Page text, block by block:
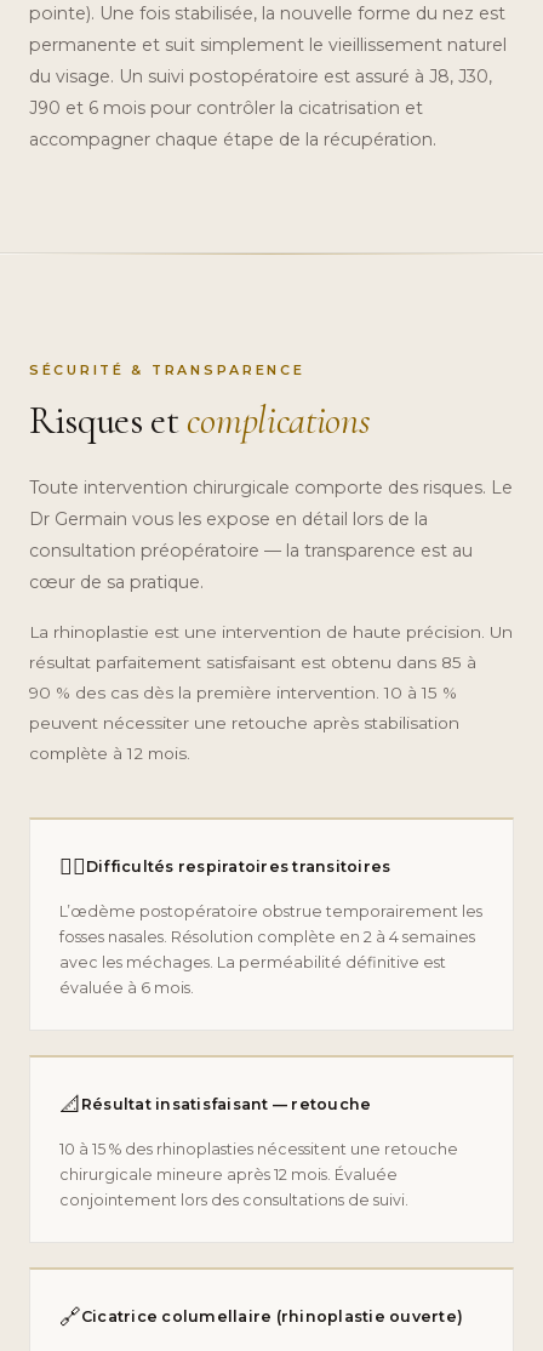
pointe). Une fois stabilisée, la nouvelle forme du nez est
permanente et suit simplement le vieillissement naturel
du visage. Un suivi postopératoire est assuré à J8, J30,
J90 et 6 mois pour contrôler la cicatrisation et
accompagner chaque étape de la récupération.
SÉCURITÉ & TRANSPARENCE
Risques etcomplications
Toute intervention chirurgicale comporte des risques. Le
Dr Germain vous les expose en détail lors de la
consultation préopératoire — la transparence est au
cœur de sa pratique.
La rhinoplastie est une intervention de haute précision. Un
résultat parfaitement satisfaisant est obtenu dans 85 à
90 % des cas dès la première intervention. 10 à 15 %
peuvent nécessiter une retouche après stabilisation
complète à 12 mois.
😮‍💨 Difficultés respiratoires transitoires
L’œdème postopératoire obstrue temporairement les
fosses nasales. Résolution complète en 2 à 4 semaines
avec les méchages. La perméabilité définitive est
évaluée à 6 mois.
📐 Résultat insatisfaisant — retouche
10 à 15 % des rhinoplasties nécessitent une retouche
chirurgicale mineure après 12 mois. Évaluée
conjointement lors des consultations de suivi.
🔗Cicatrice columellaire (rhinoplastie ouverte)